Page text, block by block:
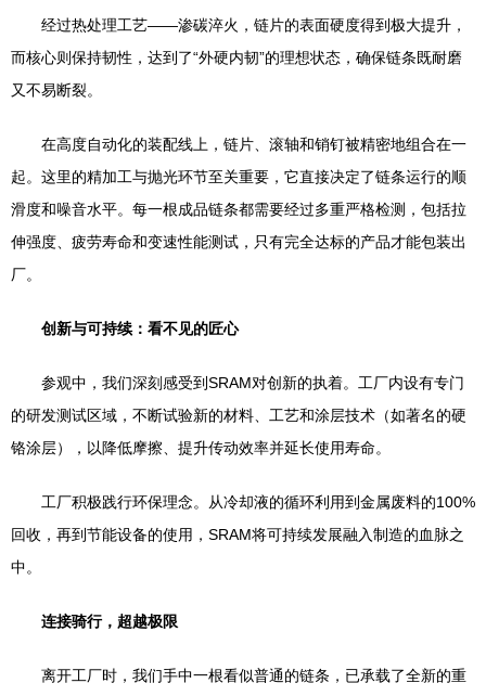
经过热处理工艺——渗碳淬火，链片的表面硬度得到极大提升，
而核心则保持韧性，达到了“外硬内韧”的理想状态，确保链条既耐磨
又不易断裂。
在高度自动化的装配线上，链片、滚轴和销钉被精密地组合在一
起。这里的精加工与抛光环节至关重要，它直接决定了链条运行的顺
滑度和噪音水平。每一根成品链条都需要经过多重严格检测，包括拉
伸强度、疲劳寿命和变速性能测试，只有完全达标的产品才能包装出
厂。
创新与可持续：看不见的匠心
参观中，我们深刻感受到SRAM对创新的执着。工厂内设有专门
的研发测试区域，不断试验新的材料、工艺和涂层技术（如著名的硬
铬涂层），以降低摩擦、提升传动效率并延长使用寿命。
工厂积极践行环保理念。从冷却液的循环利用到金属废料的100%
回收，再到节能设备的使用，SRAM将可持续发展融入制造的血脉之
中。
连接骑行，超越极限
离开工厂时，我们手中一根看似普通的链条，已承载了全新的重